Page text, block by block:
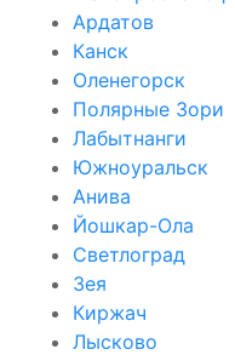
Ардатов
Канск
Оленегорск
Полярные Зори
Лабытнанги
Южноуральск
Анива
Йошкар-Ола
Светлоград
Зея
Киржач
Лысково